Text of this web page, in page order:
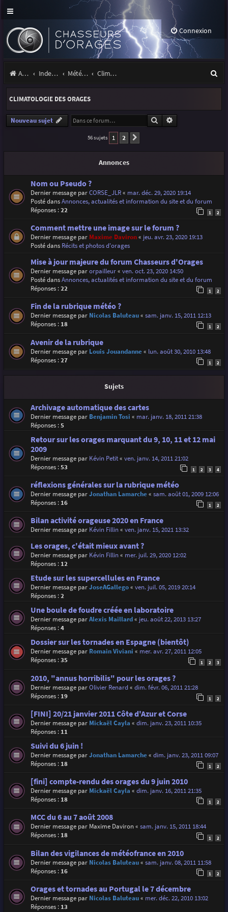
Connexion
Accueil Index du forum Météo et climatologie des orages Climatologie des orages
e
r
CLIMATOLOGIE DES ORAGES
Nouveau sujet Rechercher
56 sujets 1 2
Annonces
Nom ou Pseudo ?
Dernier message parCORSE_JLR« mar. déc. 29, 2020 19:14
Posté dansAnnonces, actualités et information du site et du forum
Réponses :22 1 2
Comment mettre une image sur le forum ?
Dernier message par Maxime Daviron« jeu. avr. 23, 2020 19:13
Posté dans Récits et photos d'orages
Mise à jour majeure du forum Chasseurs d'Orages
Dernier message parorpailleur« ven. oct. 23, 2020 14:50
Posté dansAnnonces, actualités et information du site et du forum
Réponses :22 1 2
Fin de la rubrique météo ?
Dernier message par Nicolas Baluteau« sam. janv. 15, 2011 12:13
Réponses : 18 1 2
Avenir de la rubrique
Dernier message par Louis Jouandanne« lun. août 30, 2010 13:48
Réponses :27 1 2
Sujets
Archivage automatique des cartes
Dernier message par Benjamin Tosi « mar. janv. 18, 2011 21:38
Réponses :5
Retour sur les orages marquant du 9, 10, 11 et 12 mai
2009
Dernier message par Kévin Petit« ven. janv. 14, 2011 21:02
Réponses :53 1 2 3 4
réflexions générales sur la rubrique météo
Dernier message parJonathan Lamarche« sam. août 01, 2009 12:06
Réponses : 16 1 2
Bilan activité orageuse 2020 en France
Dernier message par Kévin Fillin« ven. janv. 15, 2021 13:32
Les orages, c'était mieux avant ?
Dernier message par Kévin Fillin« mer. juil. 29, 2020 12:02
Réponses : 12
Etude sur les supercellules en France
Dernier message parJoseAGallego« ven. juil. 05, 2019 20:14
Réponses :2
Une boule de foudre créée en laboratoire
Dernier message parAlexis Maillard« jeu. août 22, 2013 13:27
Réponses :4
Dossier sur les tornades en Espagne (bientôt)
Dernier message par Romain Viviani « mer. avr. 27, 2011 12:05
Réponses :35 1 2 3
2010, "annus horribilis" pour les orages ?
Dernier message parOlivier Renard« dim. févr. 06, 2011 21:28
Réponses : 19 1 2
[FINI] 20/21 janvier 2011 Côte d'Azur et Corse
Dernier message par Mickaël Cayla « dim. janv. 23, 2011 10:35
Réponses : 11
Suivi du 6 juin !
Dernier message parJonathan Lamarche« dim. janv. 23, 2011 09:07
Réponses : 18 1 2
[fini] compte-rendu des orages du 9 juin 2010
Dernier message par Mickaël Cayla « dim. janv. 16, 2011 21:35
Réponses : 18 1 2
MCC du 6 au 7 août 2008
Dernier message par Maxime Daviron« sam. janv. 15, 2011 18:44
Réponses : 18 1 2
Bilan des vigilances de météofrance en 2010
Dernier message par Nicolas Baluteau« sam. janv. 08, 2011 11:58
Réponses : 16 1 2
Orages et tornades au Portugal le 7 décembre
Dernier message par Nicolas Baluteau« mer. déc. 22, 2010 13:02
Réponses : 13